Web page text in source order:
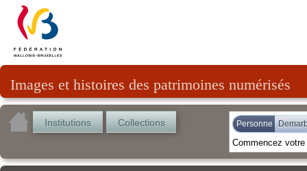
Images et histoires des patrimoines numérisés
Institutions Collections Personne